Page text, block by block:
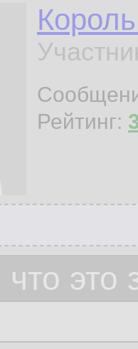
Рейтинг: